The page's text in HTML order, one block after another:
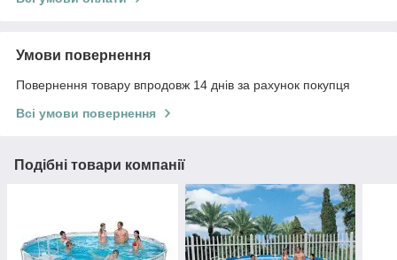
Умови повернення
Повернення товару впродовж 14 днів за рахунок покупця
Всі умови повернення
Подібні товари компанії